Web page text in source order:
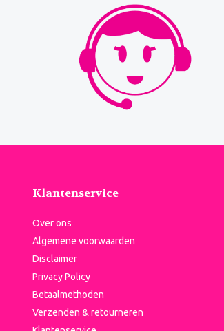
Klantenservice
Over ons
Algemene voorwaarden
Disclaimer
Privacy Policy
Betaalmethoden
Verzenden & retourneren